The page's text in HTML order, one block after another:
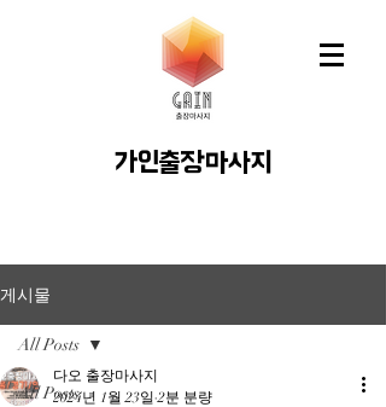
가인출장마사지
게시물
All Posts
All Posts
다오 출장마사지
2024년 1월 23일 2분 분량